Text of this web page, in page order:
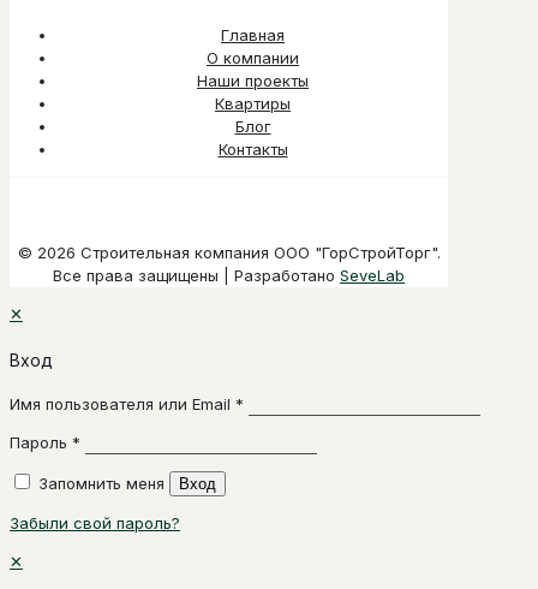
Главная
О компании
Наши проекты
Квартиры
Блог
Контакты
© 2026 Строительная компания ООО "ГорСтройТорг".
Все права защищены | Разработано SeveLab
✕
Вход
Имя пользователя или Email *
Пароль *
Запомнить меня Вход
Забыли свой пароль?
✕